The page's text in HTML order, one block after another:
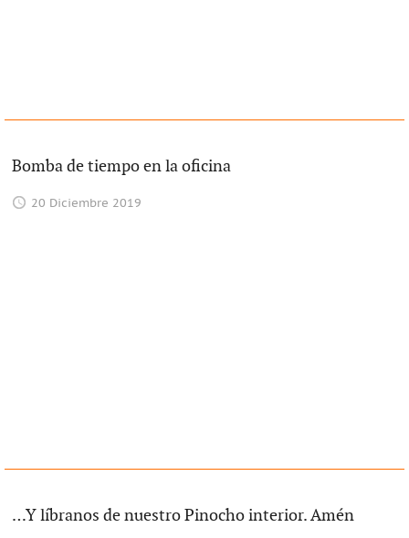
Bomba de tiempo en la oficina
20 Diciembre 2019
…Y líbranos de nuestro Pinocho interior. Amén